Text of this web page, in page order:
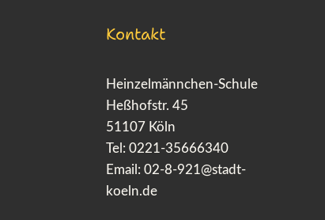
Kontakt
Heinzelmännchen-Schule
Heßhofstr. 45
51107 Köln
Tel: 0221-35666340
Email:02-8-921@stadt-
koeln.de